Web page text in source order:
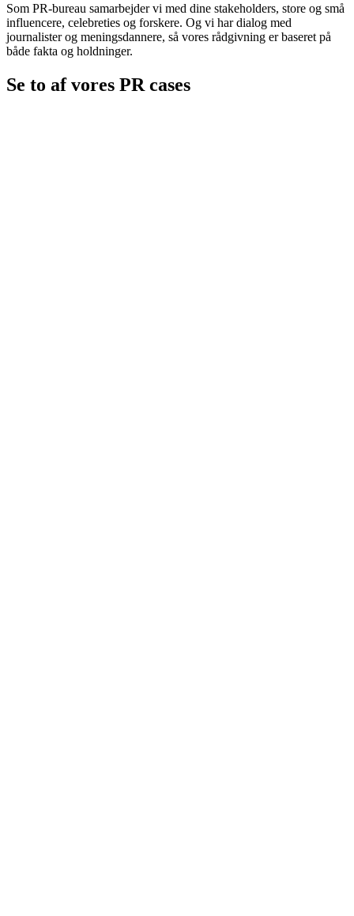
Som PR-bureau samarbejder vi med dine stakeholders, store og små
influencere, celebreties og forskere. Og vi har dialog med
journalister og meningsdannere, så vores rådgivning er baseret på
både fakta og holdninger.
Se to af vores PR cases